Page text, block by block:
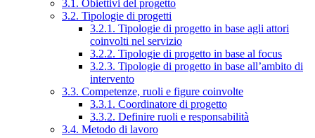
3.1. Obiettivi del progetto
3.2. Tipologie di progetti
3.2.1. Tipologie di progetto in base agli attori
coinvolti nel servizio
3.2.2. Tipologie di progetto in base al focus
3.2.3. Tipologie di progetto in base all’ambito di
intervento
3.3. Competenze, ruoli e figure coinvolte
3.3.1. Coordinatore di progetto
3.3.2. Definire ruoli e responsabilità
3.4. Metodo di lavoro